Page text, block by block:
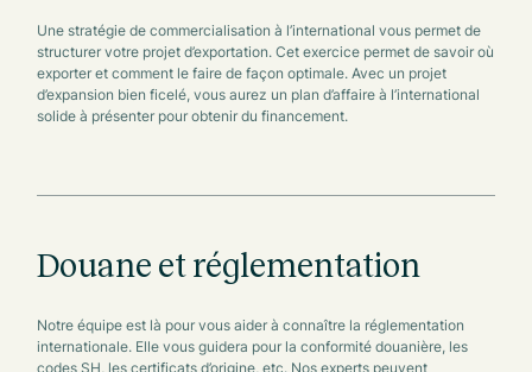
Une stratégie de commercialisation à l’international vous permet de
structurer votre projet d’exportation. Cet exercice permet de savoir où
exporter et comment le faire de façon optimale. Avec un projet
d’expansion bien ficelé, vous aurez un plan d’affaire à l’international
solide à présenter pour obtenir du financement.
Douane et réglementation
Notre équipe est là pour vous aider à connaître la réglementation
internationale. Elle vous guidera pour la conformité douanière, les
codes SH, les certificats d’origine, etc. Nos experts peuvent